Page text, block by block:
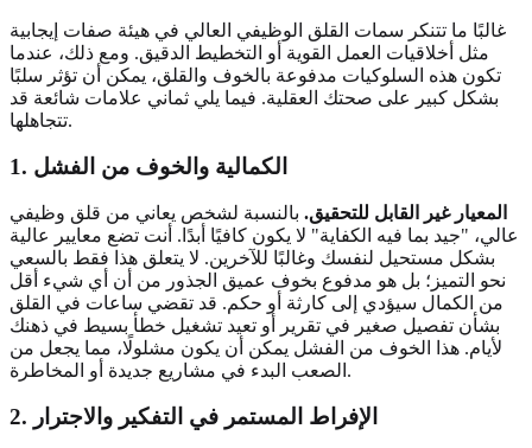
غالبًا ما تتنكر سمات القلق الوظيفي العالي في هيئة صفات إيجابية
مثل أخلاقيات العمل القوية أو التخطيط الدقيق. ومع ذلك، عندما
تكون هذه السلوكيات مدفوعة بالخوف والقلق، يمكن أن تؤثر سلبًا
بشكل كبير على صحتك العقلية. فيما يلي ثماني علامات شائعة قد
تتجاهلها.
1. الكمالية والخوف من الفشل
المعيار غير القابل للتحقيق. بالنسبة لشخص يعاني من قلق وظيفي
عالي، "جيد بما فيه الكفاية" لا يكون كافيًا أبدًا. أنت تضع معايير عالية
بشكل مستحيل لنفسك وغالبًا للآخرين. لا يتعلق هذا فقط بالسعي
نحو التميز؛ بل هو مدفوع بخوف عميق الجذور من أن أي شيء أقل
من الكمال سيؤدي إلى كارثة أو حكم. قد تقضي ساعات في القلق
بشأن تفصيل صغير في تقرير أو تعيد تشغيل خطأ بسيط في ذهنك
لأيام. هذا الخوف من الفشل يمكن أن يكون مشلولًا، مما يجعل من
الصعب البدء في مشاريع جديدة أو المخاطرة.
2. الإفراط المستمر في التفكير والاجترار